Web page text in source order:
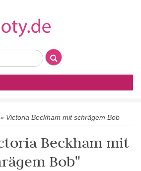
» Victoria Beckham mit schrägem Bob
Beckham mit
Bob"